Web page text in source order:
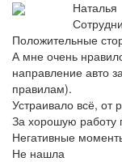
Наталья
Положительные
А мне очень
направление авто
правилам).
Устраивало всё, от
За хорошую работу
Негативные
Не нашла